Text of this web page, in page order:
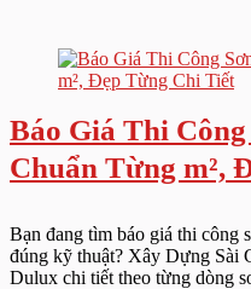
Báo Giá Thi
Chuẩn Từng m²,
Bạn đang tìm báo giá thi công
đúng kỹ thuật? Xây Dựng Sài
Dulux chi tiết theo từng dòng